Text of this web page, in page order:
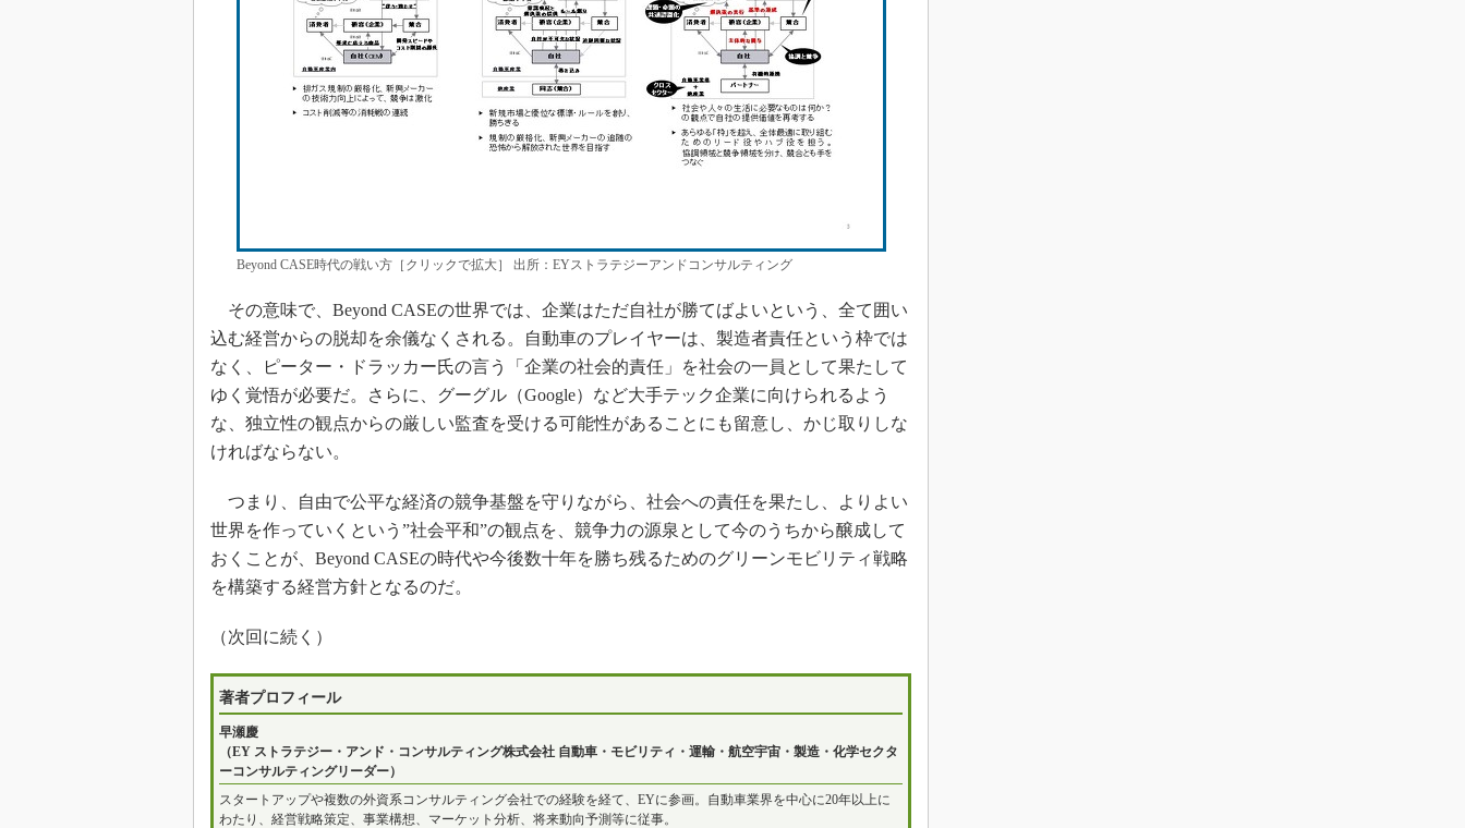
Beyond CASE時代の戦い方［クリックで拡大］ 出所：EYストラテジーアンドコンサルティング
その意味で、Beyond CASEの世界では、企業はただ自社が勝てばよいという、全て囲い
込む経営からの脱却を余儀なくされる。自動車のプレイヤーは、製造者責任という枠では
なく、ピーター・ドラッカー氏の言う「企業の社会的責任」を社会の一員として果たして
ゆく覚悟が必要だ。さらに、グーグル（Google）など大手テック企業に向けられるよう
な、独立性の観点からの厳しい監査を受ける可能性があることにも留意し、かじ取りしな
ければならない。
つまり、自由で公平な経済の競争基盤を守りながら、社会への責任を果たし、よりよい
世界を作っていくという”社会平和”の観点を、競争力の源泉として今のうちから醸成して
おくことが、Beyond CASEの時代や今後数十年を勝ち残るためのグリーンモビリティ戦略
を構築する経営方針となるのだ。
（次回に続く）
著者プロフィール
早瀬慶
（EY ストラテジー・アンド・コンサルティング株式会社 自動車・モビリティ・運輸・航空宇宙・製造・化学セクタ
ーコンサルティングリーダー）
スタートアップや複数の外資系コンサルティング会社での経験を経て、EYに参画。自動車業界を中心に20年以上に
わたり、経営戦略策定、事業構想、マーケット分析、将来動向予測等に従事。